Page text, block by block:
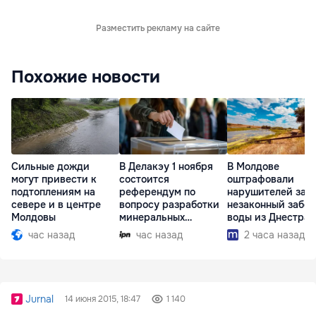
Разместить рекламу на сайте
Похожие новости
Сильные дожди
могут привести к
подтоплениям на
севере и в центре
Молдовы
час назад
В Делакэу 1 ноября
состоится
референдум по
вопросу разработки
минеральных
ресурсов
час назад
В Молдове
оштрафовали
нарушителей за
незаконный забор
воды из Днестра
2 часа назад
Jurnal 14 июня 2015, 18:47 1 140